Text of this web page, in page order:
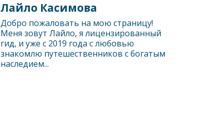
Лайло Касимова
Добро пожаловать на мою страницу!
Меня зовут Лайло, я лицензированный
гид, и уже с 2019 года с любовью
знакомлю путешественников с богатым
наследием...